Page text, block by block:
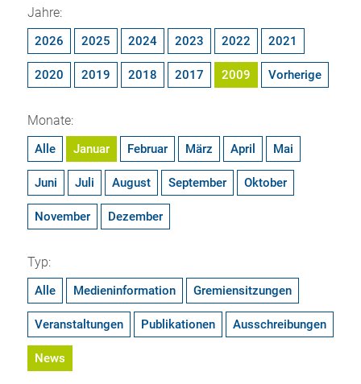
Jahre:
2026 2025 2024 2023 2022 2021
2020 2019 2018 2017 2009 Vorherige
Monate:
Alle Januar Februar März April Mai
Juni Juli August September Oktober
November Dezember
Typ:
Alle Medieninformation Gremiensitzungen
Veranstaltungen Publikationen Ausschreibungen
News